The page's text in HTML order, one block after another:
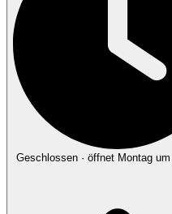
Geschlossen · öffnet Montag